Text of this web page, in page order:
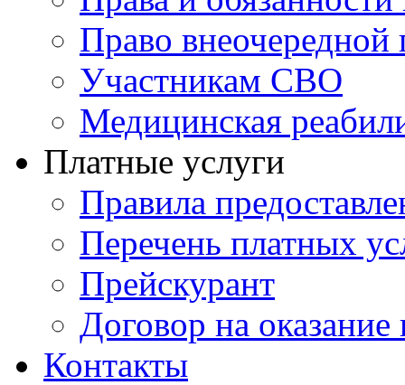
Право
Участникам СВО
Медицинская
Платные услуги
Правила
Перечень платных
Прейскурант
Договор на оказание
Контакты